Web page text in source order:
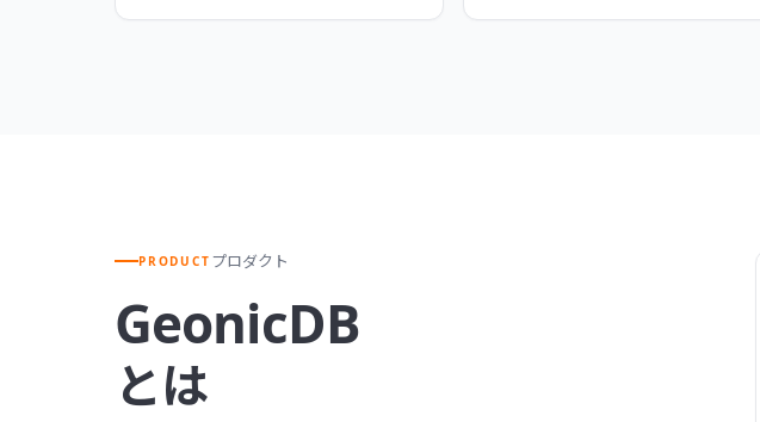
PRODUCT プロダクト
GeonicDB
とは